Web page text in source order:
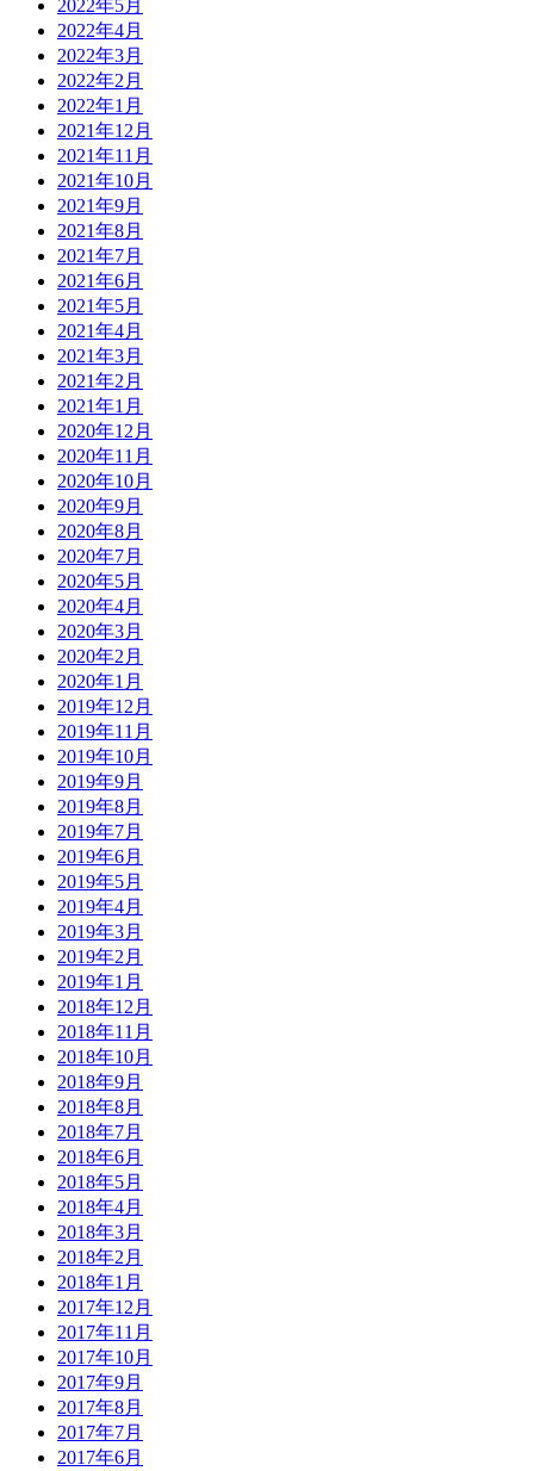
2022年5月
2022年4月
2022年3月
2022年2月
2022年1月
2021年12月
2021年11月
2021年10月
2021年9月
2021年8月
2021年7月
2021年6月
2021年5月
2021年4月
2021年3月
2021年2月
2021年1月
2020年12月
2020年11月
2020年10月
2020年9月
2020年8月
2020年7月
2020年5月
2020年4月
2020年3月
2020年2月
2020年1月
2019年12月
2019年11月
2019年10月
2019年9月
2019年8月
2019年7月
2019年6月
2019年5月
2019年4月
2019年3月
2019年2月
2019年1月
2018年12月
2018年11月
2018年10月
2018年9月
2018年8月
2018年7月
2018年6月
2018年5月
2018年4月
2018年3月
2018年2月
2018年1月
2017年12月
2017年11月
2017年10月
2017年9月
2017年8月
2017年7月
2017年6月